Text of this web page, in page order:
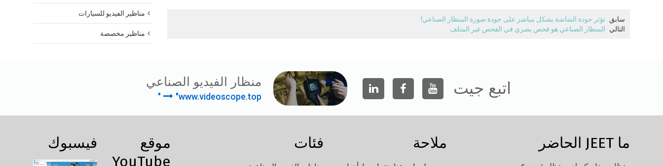
مناظير الفيديو للسيارات
مناظير مخصصة
سابق تؤثر جودة الشاشة بشكل مباشر على جودة صورة المنظار الصناعي!
التالي
المنظار الصناعي هو فحص بصري في الفحص غير المتلف
اتبع جيت منظار الفيديو الصناعي
"www.videoscope.top"
ما JEET الحاضر ملاحة فئات
موقع
YouTube
فيسبوك